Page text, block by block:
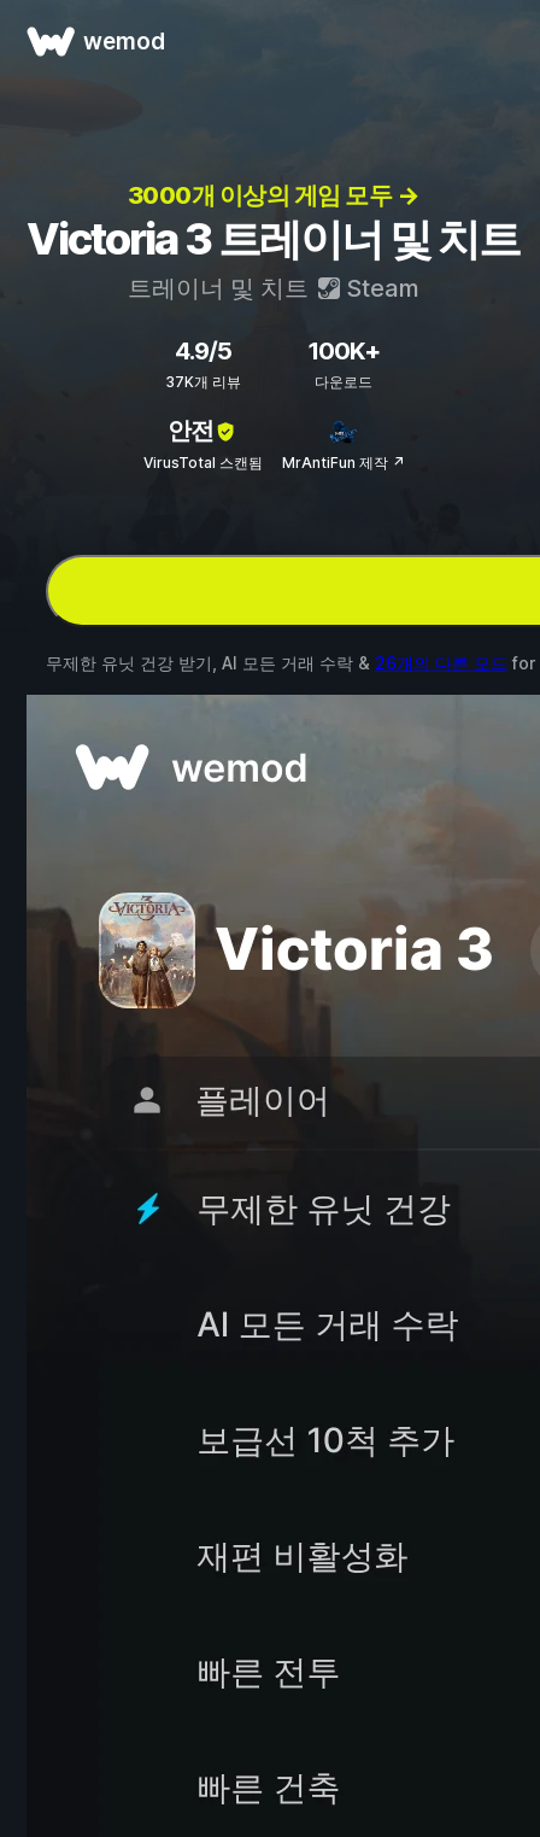
wemod
3000개 이상의 게임 모두 →
Victoria 3 트레이너 및 치트
트레이너 및 치트 Steam
4.9/5
37K개 리뷰
100K+
다운로드
안전
VirusTotal 스캔됨 MrAntiFun 제작 ↗
무제한 유닛 건강 받기, AI 모든 거래 수락 & 26개의 다른 모드 for